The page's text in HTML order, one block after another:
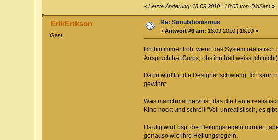
« Letzte Änderung: 18.09.2010 | 18:05 von OldSam»
ErikErikson
Gast
Re: Simulationismus
«Antwort #6 am: 18.09.2010 | 18:10 »
Ich bin immer froh, wenn das System
Anspruch hat Gurps, obs ihn hält weiss ich nicht)
Dann wird für die Designer schwierig. Ich kann
gewinnt.
Was manchmal nervt ist, das die Leute
Kino hockt und schreit "Voll unrealistisch, es
Häufig wird bsp. die Heilungsregeln moniert,
genauso wie ihre Heilungsregeln.